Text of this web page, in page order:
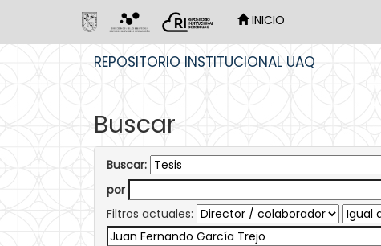
INICIO
REPOSITORIO INSTITUCIONAL UAQ
Buscar
Buscar:
por
Filtros actuales: